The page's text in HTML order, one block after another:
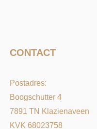
CONTACT
Postadres:
Boogschutter 4
7891 TN Klazienaveen
KVK 68023758